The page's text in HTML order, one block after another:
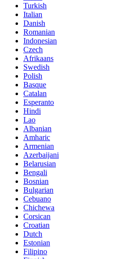
Turkish
Italian
Danish
Romanian
Indonesian
Czech
Afrikaans
Swedish
Polish
Basque
Catalan
Esperanto
Hindi
Lao
Albanian
Amharic
Armenian
Azerbaijani
Belarusian
Bengali
Bosnian
Bulgarian
Cebuano
Chichewa
Corsican
Croatian
Dutch
Estonian
Filipino